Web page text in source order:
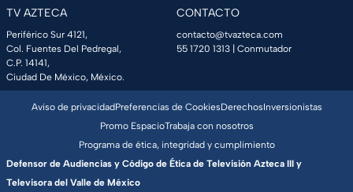
TV AZTECA
Periférico Sur 4121,
Col. Fuentes Del Pedregal,
C.P. 14141,
Ciudad De México, México.
CONTACTO
contacto@tvazteca.com
55 1720 1313 | Conmutador
Aviso de privacidadPreferencias de CookiesDerechosInversionistas
Promo EspacioTrabaja con nosotros
Programa de ética, integridad y cumplimiento
Defensor de Audiencias y Código de Ética de Televisión Azteca III y
Televisora del Valle de México